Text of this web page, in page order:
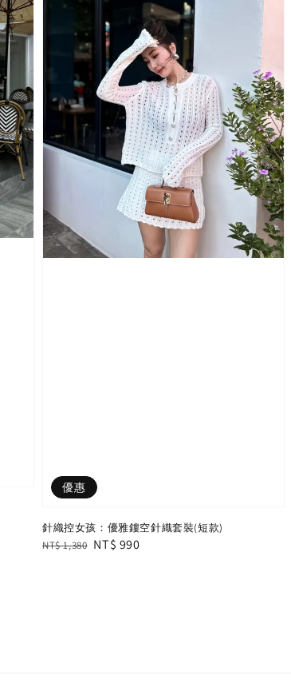
優惠
針織控女孩：優雅鏤空針織套裝(短款)
Regular
NT$ 1,380 Sale
NT$ 990